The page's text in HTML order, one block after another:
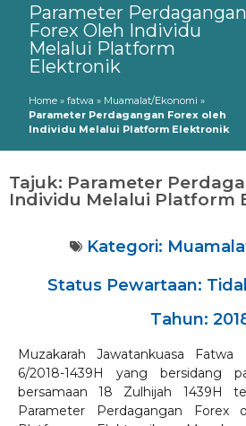
Parameter Perdagangan
Forex Oleh Individu
Melalui Platform
Elektronik
Home » fatwa » Muamalat/Ekonomi »
Parameter Perdagangan Forex oleh
Individu Melalui Platform Elektronik
Tajuk: Parameter
Individu Melalui Platform
Kategori:
Status Pewartaan:
Tahun:
Muzakarah Jawatankuasa
6/2018-1439H yang bersidang
bersamaan 18 Zulhijah 1439H
Parameter Perdagangan Forex